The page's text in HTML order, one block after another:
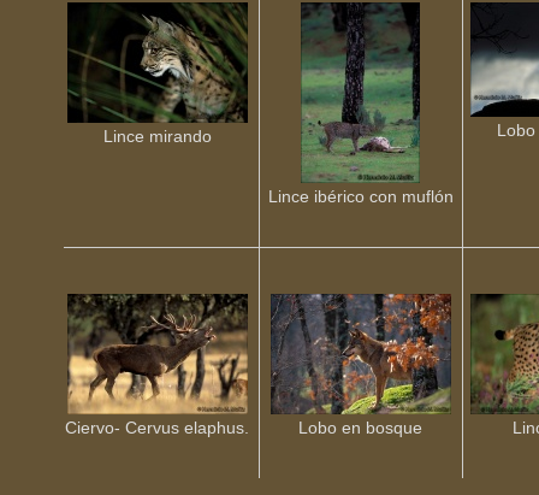
Lince mirando
Lince ibérico con muflón
Ciervo- Cervus elaphus. Lobo en bosque